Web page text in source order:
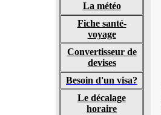
La météo
Fiche santé-
voyage
Convertisseur de
devises
Besoin d'un visa?
Le décalage
horaire